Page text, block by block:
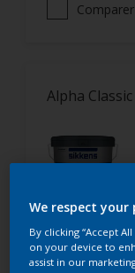
Comparer
Alpha
Comparer
We respect your
By clicking “Accept
on your device to
assist in our